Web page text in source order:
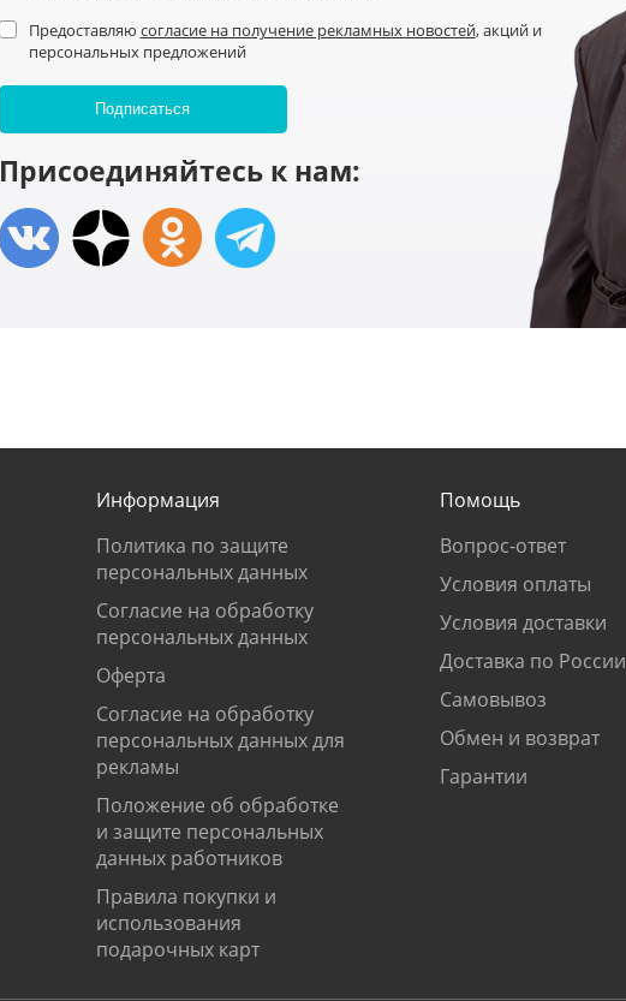
Предоставляю согласие на получение рекламных новостей, акций и
персональных предложений
Присоединяйтесь к нам:
Информация
Политика по защите
персональных данных
Согласие на обработку
персональных данных
Оферта
Согласие на обработку
персональных данных для
рекламы
Положение об обработке
и защите персональных
данных работников
Правила покупки и
использования
подарочных карт
Помощь
Вопрос-ответ
Условия оплаты
Условия доставки
Доставка по России
Самовывоз
Обмен и возврат
Гарантии